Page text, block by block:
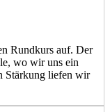
Rundkurs auf. Der
wo wir uns ein
Stärkung liefen wir